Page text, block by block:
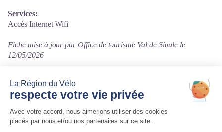
Services:
Accès Internet Wifi
Fiche mise à jour par Office de tourisme Val de Sioule le
12/05/2026
Contact
10 Avenue des Portes Occitanes
03800 Gannat
Tél. 04 70 59 29 90